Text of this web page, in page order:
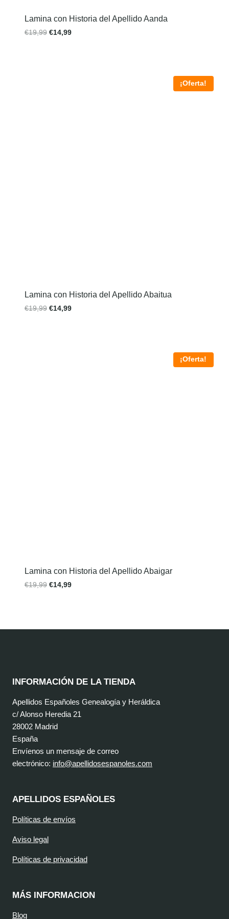
Lamina con Historia del Apellido Aanda
€19,99 €14,99
¡Oferta!
Lamina con Historia del Apellido Abaitua
€19,99 €14,99
¡Oferta!
Lamina con Historia del Apellido Abaigar
€19,99 €14,99
INFORMACIÓN DE LA TIENDA
Apellidos Españoles Genealogía y Heráldica
c/ Alonso Heredia 21
28002 Madrid
España
Envíenos un mensaje de correo
electrónico: info@apellidosespanoles.com
APELLIDOS ESPAÑOLES
Políticas de envíos
Aviso legal
Políticas de privacidad
MÁS INFORMACION
Blog